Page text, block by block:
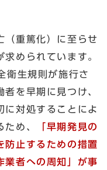
重篤化）に至らせ
められています。​
衛生規則が施行さ
を早期に見つけ、
に対処することによ
め、
「早期発見の
防止するための措置
業者への周知」が事